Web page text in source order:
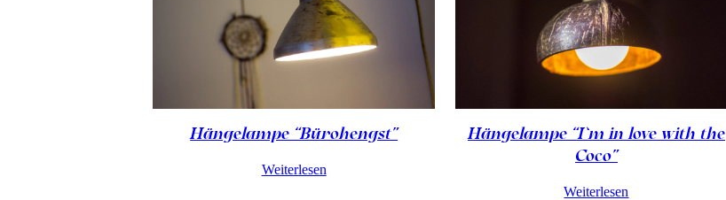
Hängelampe “Bürohengst”
Weiterlesen
Hängelampe “I’m in love with the
Coco”
Weiterlesen